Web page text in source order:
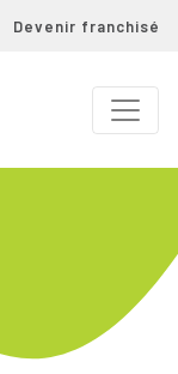
Devenir franchisé